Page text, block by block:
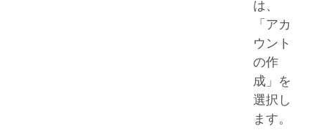
は、
「アカ
ウント
の作
成」を
選択し
ます。